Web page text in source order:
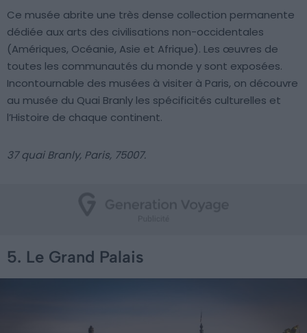
Ce musée abrite une très dense collection permanente
dédiée aux arts des civilisations non-occidentales
(Amériques, Océanie, Asie et Afrique). Les œuvres de
toutes les communautés du monde y sont exposées.
Incontournable des musées à visiter à Paris, on découvre
au musée du Quai Branly les spécificités culturelles et
l’Histoire de chaque continent.
37 quai Branly, Paris, 75007.
5. Le Grand Palais